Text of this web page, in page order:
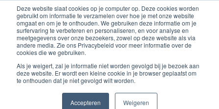
Deze website slaat cookies op je computer op. Deze cookies worden
gebruikt om informatie te verzamelen over hoe je met onze website
omgaat en om je te onthouden. We gebruiken deze informatie om je
surfervaring te verbeteren en personaliseren, en voor analyse en
meetgegevens over onze bezoekers, zowel op deze website als via
andere media. Zie ons Privacybeleid voor meer informatie over de
cookies die we gebruiken.
Als je weigert, zal je informatie niet worden gevolgd bij je bezoek aan
deze website. Er wordt een kleine cookie in je browser geplaatst om
te onthouden dat je niet gevolgd wilt worden.
Accepteren Weigeren
Inloggen account
Ga
naar
de
inhoud
Improving